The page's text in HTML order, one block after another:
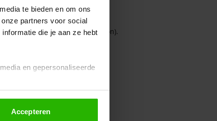
te bieden en om ons
partners voor social
die je aan ze hebt
en gepersonaliseerde
Accepteren
console for more information).